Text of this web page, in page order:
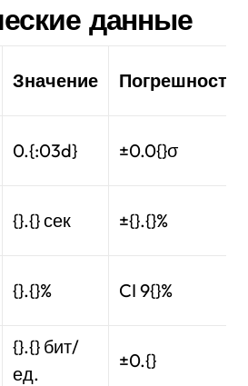
данные
Значение Погрешность
0.{:03d} ±0.0{}σ
{}.{} сек ±{}.{}%
{}.{}% CI 9{}%
{}.{} бит/
ед.
±0.{}